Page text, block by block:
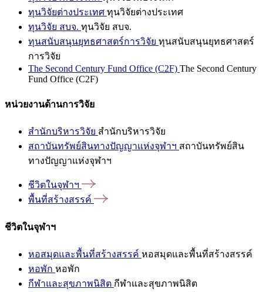
ทุนวิจัยต่างประเทศ ทุนวิจัยต่างประเทศ
ทุนวิจัย สบจ. ทุนวิจัย สบจ.
ทุนสนับสนุนยุทธศาสตร์การวิจัย ทุนสนับสนุนยุทธศาสตร์
การวิจัย
The Second Century Fund Office (C2F) The Second Century
Fund Office (C2F)
หน่วยงานด้านการวิจัย
สำนักบริหารวิจัย สำนักบริหารวิจัย
สถาบันทรัพย์สินทางปัญญาแห่งจุฬาฯ สถาบันทรัพย์สิน
ทางปัญญาแห่งจุฬาฯ
ชีวิตในจุฬาฯ
พื้นที่สร้างสรรค์
ชีวิตในจุฬาฯ
หอสมุดและพื้นที่สร้างสรรค์ หอสมุดและพื้นที่สร้างสรรค์
หอพัก หอพัก
กีฬาและสุขภาพนิสิต กีฬาและสุขภาพนิสิต